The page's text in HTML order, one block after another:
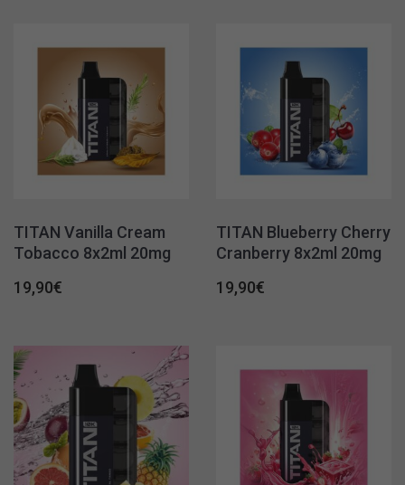
TITAN Vanilla Cream
Tobacco 8x2ml 20mg
19,90€
TITAN Blueberry Cherry
Cranberry 8x2ml 20mg
19,90€